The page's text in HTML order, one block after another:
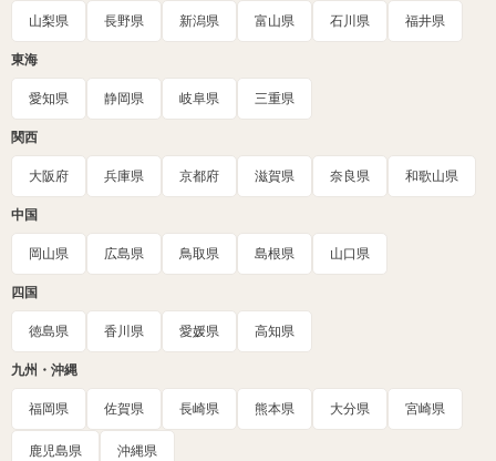
山梨県 長野県 新潟県 富山県 石川県 福井県
東海
愛知県 静岡県 岐阜県 三重県
関西
大阪府 兵庫県 京都府 滋賀県 奈良県 和歌山県
中国
岡山県 広島県 鳥取県 島根県 山口県
四国
徳島県 香川県 愛媛県 高知県
九州・沖縄
福岡県 佐賀県 長崎県 熊本県 大分県 宮崎県
鹿児島県 沖縄県